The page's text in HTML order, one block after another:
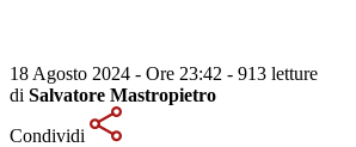
18 Agosto 2024 - Ore 23:42 - 913 letture
di Salvatore Mastropietro
Condividi